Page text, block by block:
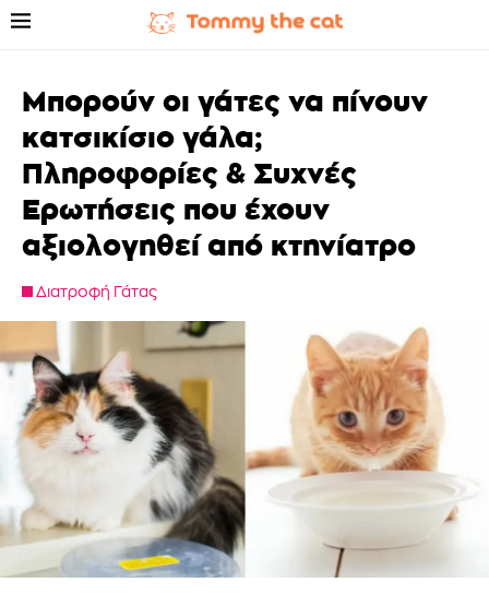
Μπορούν οι γάτες να πίνουν
κατσικίσιο γάλα;
Πληροφορίες & Συχνές
Ερωτήσεις που έχουν
αξιολογηθεί από κτηνίατρο
Διατροφή Γάτας